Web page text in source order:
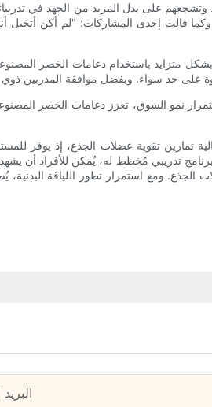
وتشجعهم على بذل المزيد من الجهد في
قالت إحدى المشاركات: "لم أكن
متزايد باستخدام دعامات الخصر
نمو السوق، تعزز دعامات الخصر
تقوية عضلات الجذع، إذ يوفر
برنامج تدريبي مُخطط له، يُمكن للأفراد أن
ومع استمرار تطور اللياقة البدنية،